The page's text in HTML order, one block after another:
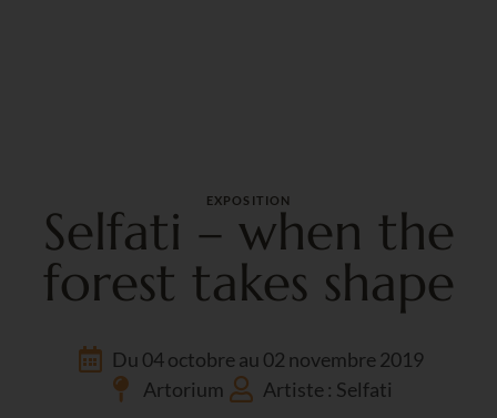
EXPOSITION
Selfati – when the
forest takes shape
Du 04 octobre au 02 novembre 2019
Artorium
Artiste : Selfati